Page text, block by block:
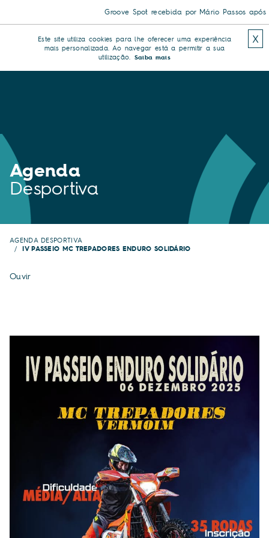
Groove Spot recebida por Mário Passos após
Este site utiliza cookies para lhe oferecer uma experiência
mais personalizada. Ao navegar está a permitir a sua
utilização. Saiba mais
X
Agenda
Desportiva
AGENDA DESPORTIVA
IV PASSEIO MC TREPADORES ENDURO SOLIDÁRIO
Ouvir